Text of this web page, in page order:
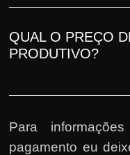
QUAL O PREÇO
PRODUTIVO?
Para
pagamento eu